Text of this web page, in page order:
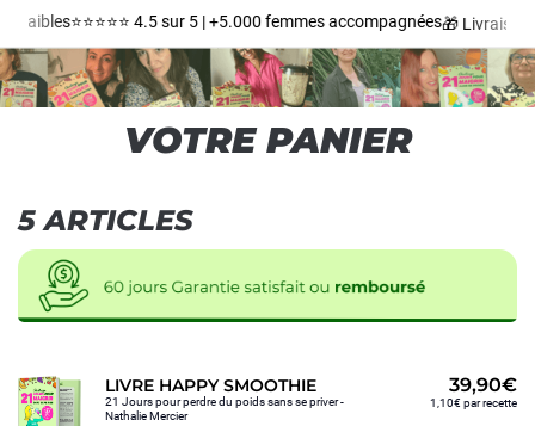
VOTRE PANIER
5 ARTICLES
LIVRE HAPPY SMOOTHIE
21 Jours pour perdre du poids sans se priver -
Nathalie Mercier
39,90€
1,10€ par recette
faibles⭐️⭐️⭐️⭐️⭐️ 4.5 sur 5 | +5.000 femmes accompagnées🎁 Livraison